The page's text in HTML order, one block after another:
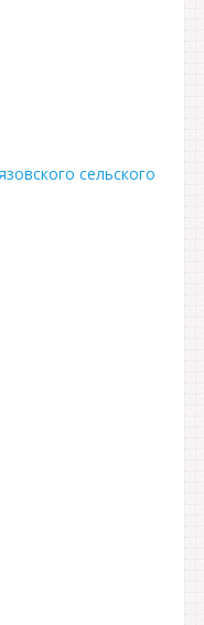
сельского